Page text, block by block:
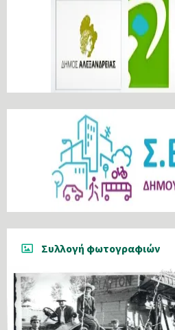
Συλλογή φωτογραφιών